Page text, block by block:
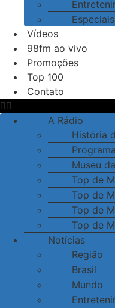
Especiais
Vídeos
98fm ao vivo
Promoções
Top 100
Contato
A Rádio
História
Museu
Top de
Top de
Top de
Top de
Notícias
Região
Brasil
Mundo